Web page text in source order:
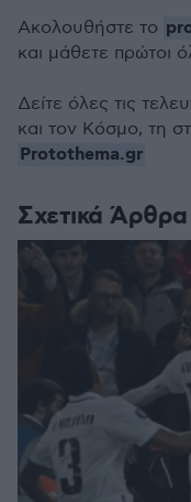
Σχετικά Άρθρα
Ακολουθήστε το
και μάθετε πρώτοι
Δείτε όλες τις
και τον Κόσμο, τη
Protothema.gr